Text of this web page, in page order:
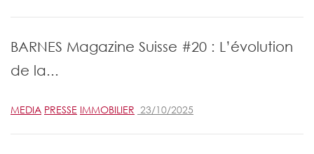
BARNES Magazine Suisse #20 : L’évolution
de la...
MEDIA PRESSE IMMOBILIER 23/10/2025